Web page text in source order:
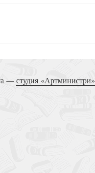
—студия «Артминистри»